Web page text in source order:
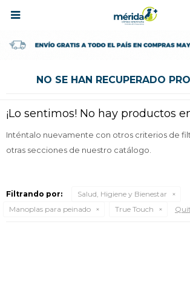

NO SE HAN RECUPERADO
¡Lo sentimos! No hay productos
Inténtalo nuevamente con otros criterios de
otras secciones de nuestro catálogo.
Filtrando por:
Salud, Higiene y Bienestar
Manoplas para peinado
True Touch